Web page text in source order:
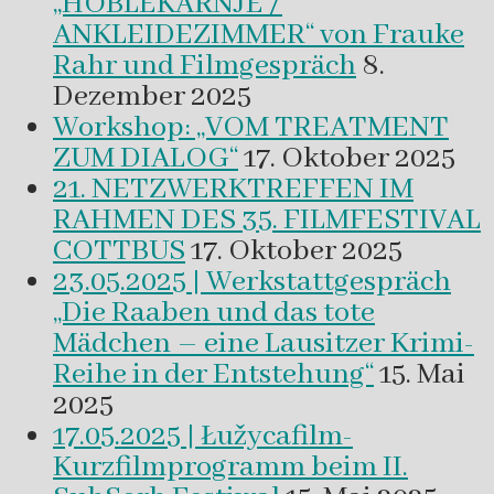
ANKLEIDEZIMMER“ von Frauke
Rahr und Filmgespräch 8.
Dezember 2025
Workshop: „VOM TREATMENT
ZUM DIALOG“17. Oktober 2025
21. NETZWERKTREFFEN IM
RAHMEN DES 35. FILMFESTIVAL
COTTBUS17. Oktober 2025
23.05.2025 | Werkstattgespräch
„Die Raaben und das tote
Mädchen – eine Lausitzer Krimi-
Reihe in der Entstehung“15. Mai
2025
17.05.2025 | Łužycafilm-
Kurzfilmprogramm beim II.